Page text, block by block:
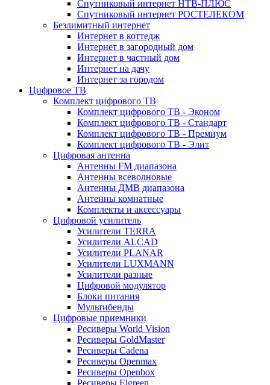
Спутниковый интернет НТВ-ПЛЮС
Спутниковый интернет РОСТЕЛЕКОМ
Безлимитный интернет
Интернет в коттедж
Интернет в загородный дом
Интернет в частный дом
Интернет на дачу
Интернет за городом
Цифровое ТВ
Комплект цифрового ТВ
Комплект цифрового ТВ - Эконом
Комплект цифрового ТВ - Стандарт
Комплект цифрового ТВ - Премиум
Комплект цифрового ТВ - Элит
Цифровая антенна
Антенны FM диапазона
Антенны всеволновые
Антенны ДМВ диапазона
Антенны комнатные
Комплекты и аксессуары
Цифровой усилитель
Усилители TERRA
Усилители ALCAD
Усилители PLANAR
Усилители LUXMANN
Усилители разные
Цифровой модулятор
Блоки питания
Мультибенды
Цифровые приемники
Ресиверы World Vision
Ресиверы GoldMaster
Ресиверы Cadena
Ресиверы Openmax
Ресиверы Openbox
Ресиверы Elgreen